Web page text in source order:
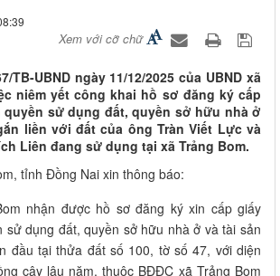
Xem với cỡ chữ
TB-UBND ngày 11/12/2025 của UBND xã
niêm yết công khai hồ sơ đăng ký cấp
sử dụng đất, quyền sở hữu nhà ở
liền với đất của ông Tràn Viết Lực và
Liên đang sử dụng tại xã Trảng Bom.
tỉnh Đồng Nai xin thông báo:
nhận được hồ sơ đăng ký xin cấp giấy
sử dụng đất, quyền sở hữu nhà ở và tài sản
đầu tại thửa đất số 100, tờ số 47, với diện
cây lâu năm, thuộc BĐĐC xã Trảng Bom